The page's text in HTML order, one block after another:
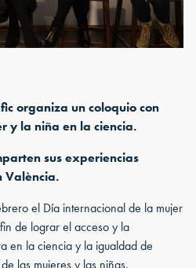
organiza un coloquio con
y la niña en la ciencia.
sus experiencias
València.
el Día internacional de la mujer
de lograr el acceso y la
en la ciencia y la igualdad de
las mujeres y las niñas.